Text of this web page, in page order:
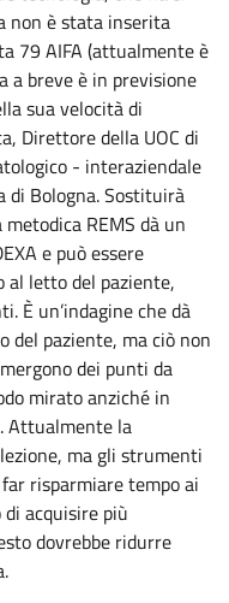
non è stata inserita
79 AIFA (attualmente è
a breve è in previsione
sua velocità di
Direttore della UOC di
- interaziendale
di Bologna. Sostituirà
REMS dà un
e può essere
letto del paziente,
È un’indagine che dà
del paziente, ma ciò non
dei punti da
mirato anziché in
Attualmente la
ma gli strumenti
risparmiare tempo ai
acquisire più
dovrebbe ridurre